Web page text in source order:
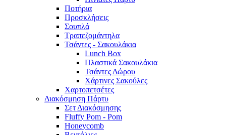
Ποτήρια
Προσκλήσεις
Σουπλά
Τραπεζομάντηλα
Τσάντες - Σακουλάκια
Lunch Box
Πλαστικά Σακουλάκια
Τσάντες Δώρου
Χάρτινες Σακούλες
Χαρτοπετσέτες
Διακόσμηση Πάρτυ
Σετ Διακόσμησης
Fluffy Pom - Pom
Honeycomb